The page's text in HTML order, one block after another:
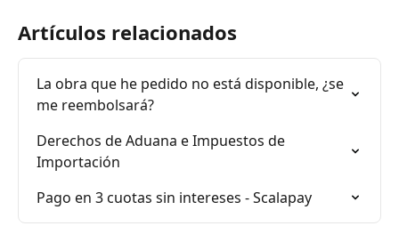
Artículos relacionados
La obra que he pedido no está disponible, ¿se
me reembolsará?
Derechos de Aduana e Impuestos de
Importación
Pago en 3 cuotas sin intereses - Scalapay